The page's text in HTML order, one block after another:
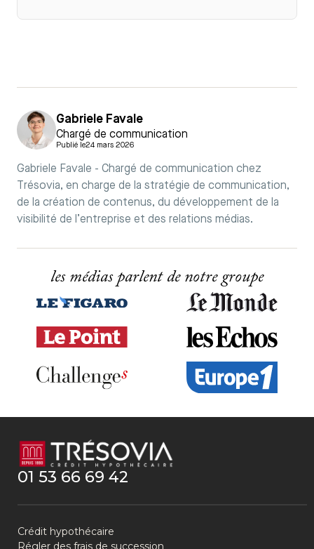
Gabriele Favale
Chargé de communication
Publié le24 mars 2026
Gabriele Favale - Chargé de communication chez
Trésovia, en charge de la stratégie de communication,
de la création de contenus, du développement de la
visibilité de l’entreprise et des relations médias.
les médias parlent de notre groupe
01 53 66 69 42
Crédit hypothécaire
Régler des frais de succession